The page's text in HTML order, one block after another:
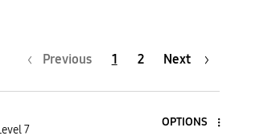
Previous 1 2 Next
7
OPTIONS